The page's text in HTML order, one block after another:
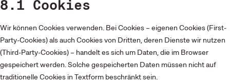
8.1 Cookies
Wir können Cookies verwenden. Bei Cookies – eigenen Cookies (First-
Party-Cookies) als auch Cookies von Dritten, deren Dienste wir nutzen
(Third-Party-Cookies) – handelt es sich um Daten, die im Browser
gespeichert werden. Solche gespeicherten Daten müssen nicht auf
traditionelle Cookies in Textform beschränkt sein.